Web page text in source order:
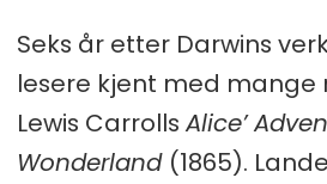
Seks år etter Darwins
lesere kjent med mange
Lewis CarrollsAlice’
Wonderland (1865).